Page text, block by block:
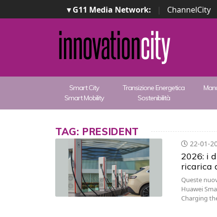
▾ G11 Media Network: | ChannelCity
Smart City
Smart Mobility
Transizione Energetica
Sostenibilità
TAG: PRESIDENT
22-01-
2026: i
ricarica
Queste
Huawei
Charging